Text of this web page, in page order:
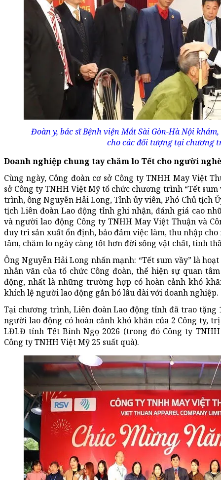
Đoàn y, bác sĩ Bệnh viện Mắt Sài Gòn-Hà Nội
cho các đối tượng tại chương
Doanh nghiệp chung tay chăm lo Tết cho người
Cùng ngày, Công đoàn cơ sở Công ty TNHH May Việt
sở Công ty TNHH Việt Mỹ tổ chức chương trình “Tết
trình, ông Nguyễn Hải Long, Tỉnh ủy viên, Phó Chủ tịch
tịch Liên đoàn Lao động tỉnh ghi nhận, đánh giá cao
và người lao động Công ty TNHH May Việt Thuận và
duy trì sản xuất ổn định, bảo đảm việc làm, thu nhập
tâm, chăm lo ngày càng tốt hơn đời sống vật chất, tinh
Ông Nguyễn Hải Long nhấn mạnh: “Tết sum vầy” là
nhân văn của tổ chức Công đoàn, thể hiện sự quan
động, nhất là những trường hợp có hoàn cảnh khó
khích lệ người lao động gắn bó lâu dài với doanh nghiệp.
Tại chương trình, Liên đoàn Lao động tỉnh đã trao tặng
người lao động có hoàn cảnh khó khăn của 2 Công ty,
LĐLĐ tỉnh Tết Bính Ngọ 2026 (trong đó Công ty
Công ty TNHH Việt Mỹ 25 suất quà).